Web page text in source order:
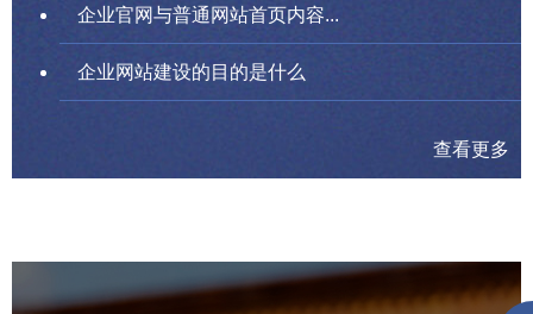
企业官网与普通网站首页内容...
企业网站建设的目的是什么
查看更多